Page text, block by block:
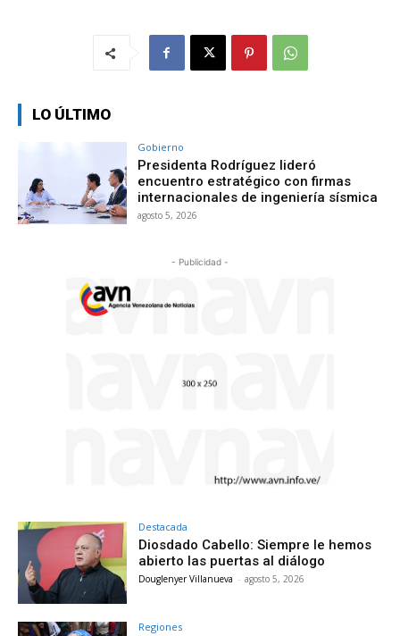
LO ÚLTIMO
Gobierno
Presidenta Rodríguez lideró
encuentro estratégico con firmas
internacionales de ingeniería sísmica
agosto 5, 2026
- Publicidad -
Destacada
Diosdado Cabello: Siempre le hemos
abierto las puertas al diálogo
Douglenyer Villanueva - agosto 5, 2026
Regiones